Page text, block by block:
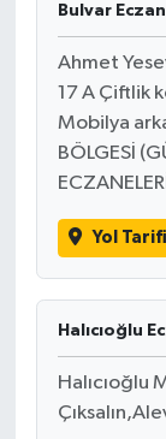
Bulvar
Ahmet
17 A Çiftlik
Mobilya
BÖLGESİ
Yol Tarifi
Halıcıoğlu
Halıcıoğlu